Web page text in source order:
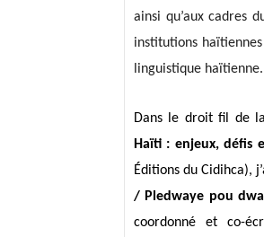
ainsi qu’aux cadres
institutions
linguistique haïtienne.
Dans le droit fil de
Haïti : enjeux, défis
Éditions du Cidihca),
/ Pledwaye pou
coordonné et co-